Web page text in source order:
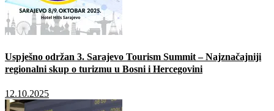
Uspješno održan 3. Sarajevo Tourism Summit – Najznačajniji
regionalni skup o turizmu u Bosni i Hercegovini
12.10.2025